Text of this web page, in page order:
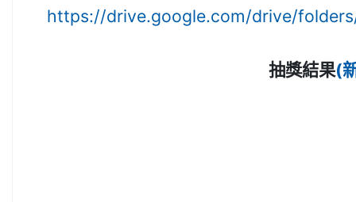
https://drive.google.com/drive/
抽獎結果(